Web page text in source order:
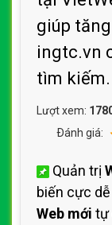
giúp
ingtc.vn
tìm kiếm.
Lượt xem:
Ðánh giá:
Quản trị
biến cực
Web mới tự